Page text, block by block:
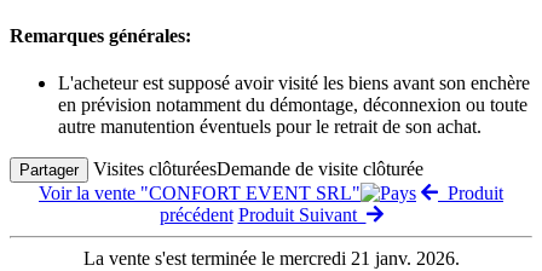
Remarques générales:
L'acheteur est supposé avoir visité les biens avant son enchère
en prévision notamment du démontage, déconnexion ou toute
autre manutention éventuels pour le retrait de son achat.
Partager Visites clôturéesDemande de visite clôturée
Voir la vente "CONFORT EVENT SRL"
Produit
précédent Produit Suivant
La vente s'est terminée le mercredi 21 janv. 2026.